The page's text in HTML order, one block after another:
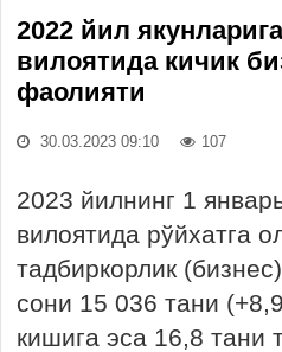
2022 йил
вилоятида кичик
фаолияти
30.03.2023 09:10 107
2023 йилнинг 1
вилоятида рўйхатга
тадбиркорлик
сони 15 036 тани
кишига эса 16,8 тани